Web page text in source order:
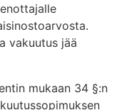
vakuutus jää
mukaan 34 §:n